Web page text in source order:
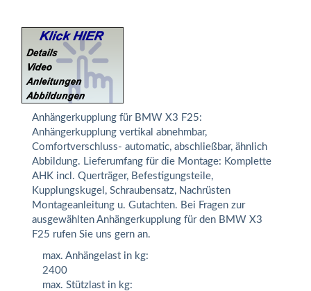
Anhängerkupplung für BMW X3 F25:
Anhängerkupplung vertikal abnehmbar,
Comfortverschluss- automatic, abschließbar, ähnlich
Abbildung. Lieferumfang für die Montage: Komplette
AHK incl. Querträger, Befestigungsteile,
Kupplungskugel, Schraubensatz, Nachrüsten
Montageanleitung u. Gutachten. Bei Fragen zur
ausgewählten Anhängerkupplung für den BMW X3
F25 rufen Sie uns gern an.
max. Anhängelast in kg:
2400
max. Stützlast in kg: